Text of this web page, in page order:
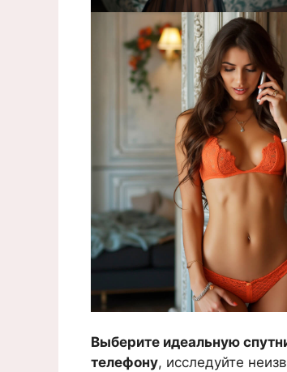
Выберите идеальную
телефону, исследуйте